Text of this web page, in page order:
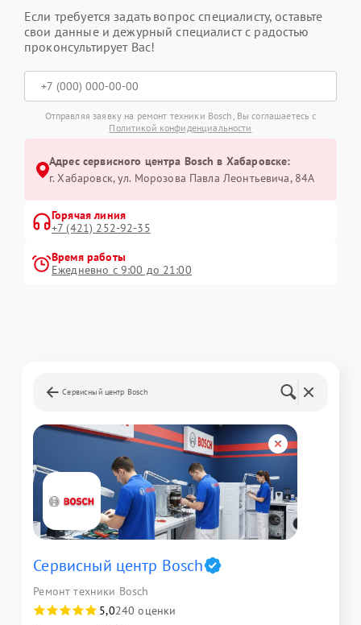
Если требуется задать вопрос специалисту, оставьте
свои данные и дежурный специалист с радостью
проконсультирует Вас!
Отправляя заявку на ремонт техники Bosch, Вы соглашаетесь с
Политикой конфиденциальности
Адрес сервисного центра Bosch в Хабаровске:
г. Хабаровск, ул. Морозова Павла Леонтьевича, 84А
Горячая линия
+7 (421) 252-92-35
Время работы
Ежедневно с 9:00 до 21:00
Сервисный центр Bosch
Сервисный центр Bosch
Ремонт техники Bosch
5,0240 оценки